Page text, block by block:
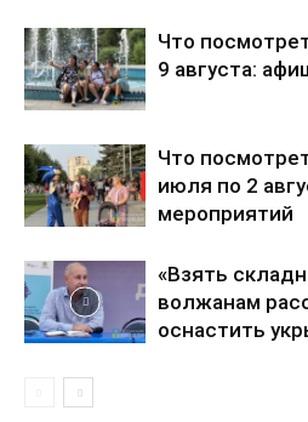
Что
9 августа:
Что
июля по 2
мероприятий
«Взять
волжанам
оснастить